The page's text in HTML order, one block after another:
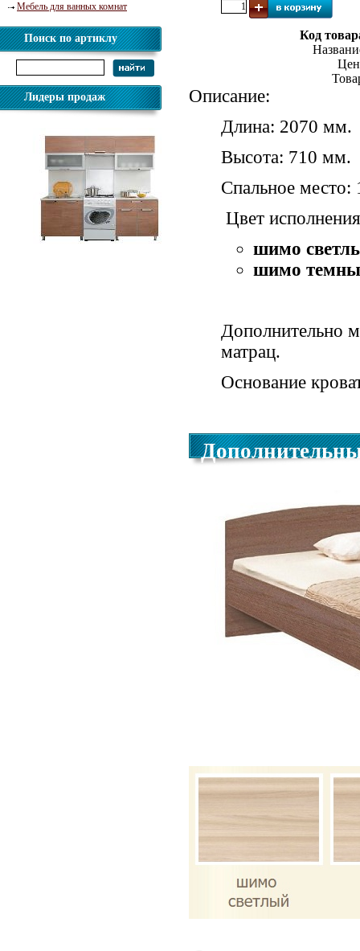
Мебель для ванных комнат
Поиск по артиклу
Лидеры продаж
Код
Описание:
Длина: 2070 мм.
Высота: 710 мм.
Спальное
Цвет
шимо
шимо
Дополнительно
матрац.
Основание